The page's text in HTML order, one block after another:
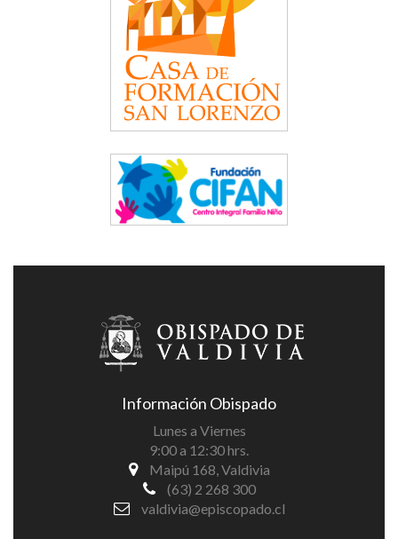
Información Obispado
Lunes a Viernes
9:00 a 12:30 hrs.
Maipú 168, Valdivia
(63) 2 268 300
valdivia@episcopado.cl